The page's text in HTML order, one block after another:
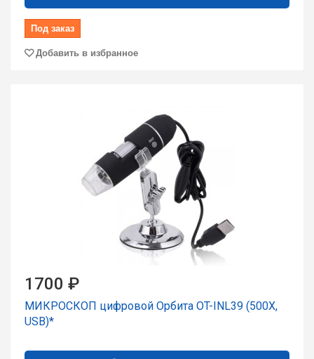
Под заказ
Добавить в избранное
1700 ₽
МИКРОСКОП цифровой Орбита OT-INL39 (500X,
USB)*